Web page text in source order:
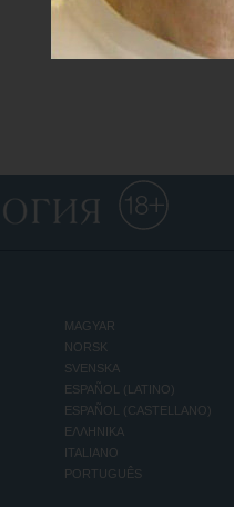
MAGYAR
NORSK
SVENSKA
ESPAÑOL (LATINO)
ESPAÑOL (CASTELLANO)
ΕΛΛΗΝΙΚA
ITALIANO
PORTUGUÊS